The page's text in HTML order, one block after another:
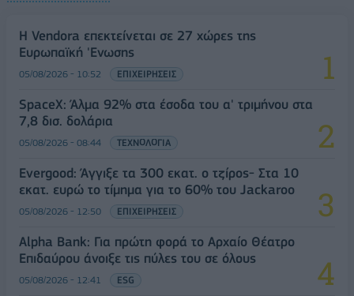
Η Vendora επεκτείνεται σε 27 χώρες της
Ευρωπαϊκή 'Ενωσης
05/08/2026 - 10:52 ΕΠΙΧΕΙΡΗΣΕΙΣ
SpaceX: Άλμα 92% στα έσοδα του α' τριμήνου στα
7,8 δισ. δολάρια
05/08/2026 - 08:44 ΤΕΧΝΟΛΟΓΙΑ
Evergood: Άγγιξε τα 300 εκατ. ο τζίρος- Στα 10
εκατ. ευρώ το τίμημα για το 60% του Jackaroo
05/08/2026 - 12:50 ΕΠΙΧΕΙΡΗΣΕΙΣ
Alpha Bank: Για πρώτη φορά το Αρχαίο Θέατρο
Επιδαύρου άνοιξε τις πύλες του σε όλους
05/08/2026 - 12:41 ESG